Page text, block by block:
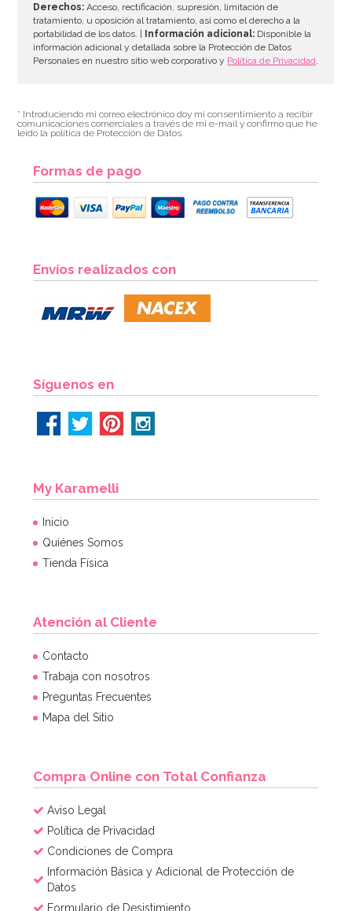
8,95€
Topper Merry Christmas 11 x 10 cm
AÑADIR
Derechos: Acceso, rectificación, supresión, limitación de
tratamiento, u oposición al tratamiento, así como el derecho a la
portabilidad de los datos. |
Información adicional: Disponible la
información adicional y detallada sobre la Protección de Datos
Personales en nuestro sitio web corporativo y Política de Privacidad.
* Introduciendo mi correo electrónico doy mi consentimiento a recibir
comunicaciones comerciales a través de mi e-mail y confirmo que he
leído la política de Protección de Datos.
Formas de pago
Envíos realizados con
Síguenos en
My Karamelli
Inicio
Quiénes Somos
Tienda Física
Atención al Cliente
Contacto
Trabaja con nosotros
Preguntas Frecuentes
Mapa del Sitio
Compra Online con Total Confianza
Aviso Legal
Política de Privacidad
Condiciones de Compra
Información Básica y Adicional de Protección de
Datos
Formulario de Desistimiento